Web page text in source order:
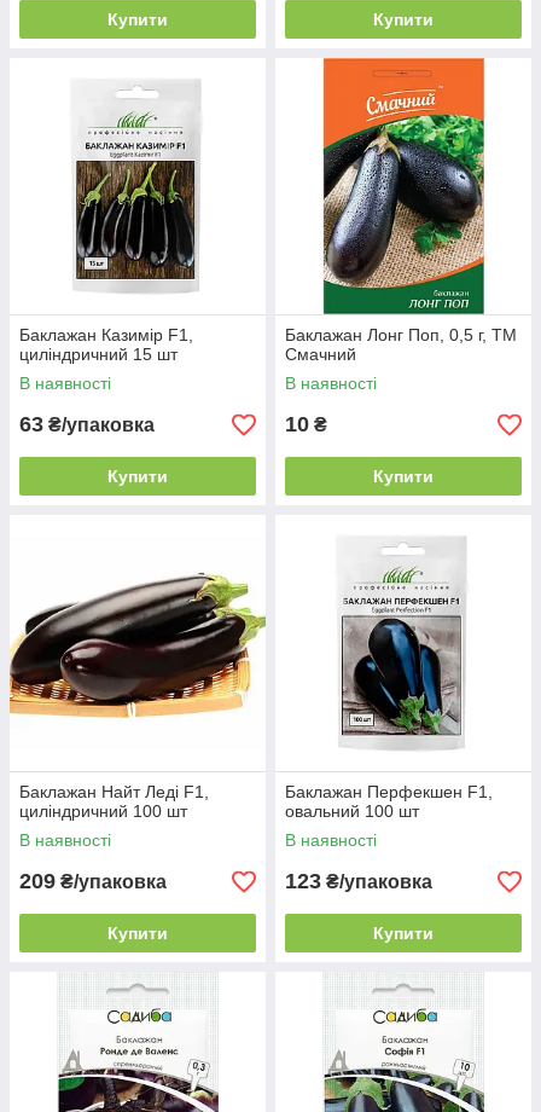
Купити Купити
Баклажан Казимір F1,
циліндричний 15 шт
В наявності
63 ₴/упаковка
Купити
Баклажан Лонг Поп, 0,5 г, ТМ
Смачний
В наявності
10 ₴
Купити
Баклажан Найт Леді F1,
циліндричний 100 шт
В наявності
209 ₴/упаковка
Купити
Баклажан Перфекшен F1,
овальний 100 шт
В наявності
123 ₴/упаковка
Купити